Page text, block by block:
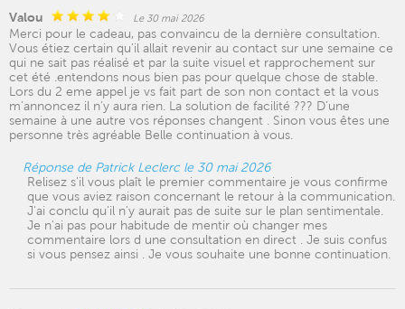
Valou Le 30 mai 2026
Merci pour le cadeau, pas convaincu de la dernière consultation.
Vous étiez certain qu’il allait revenir au contact sur une semaine ce
qui ne sait pas réalisé et par la suite visuel et rapprochement sur
cet été .entendons nous bien pas pour quelque chose de stable.
Lors du 2 eme appel je vs fait part de son non contact et la vous
m’annoncez il n’y aura rien. La solution de facilité ??? D’une
semaine à une autre vos réponses changent . Sinon vous êtes une
personne très agréable Belle continuation à vous.
Réponse de Patrick Leclerc le 30 mai 2026
Relisez s'il vous plaît le premier commentaire je vous confirme
que vous aviez raison concernant le retour à la communication.
J'ai conclu qu'il n'y aurait pas de suite sur le plan sentimentale.
Je n'ai pas pour habitude de mentir où changer mes
commentaire lors d une consultation en direct . Je suis confus
si vous pensez ainsi . Je vous souhaite une bonne continuation.